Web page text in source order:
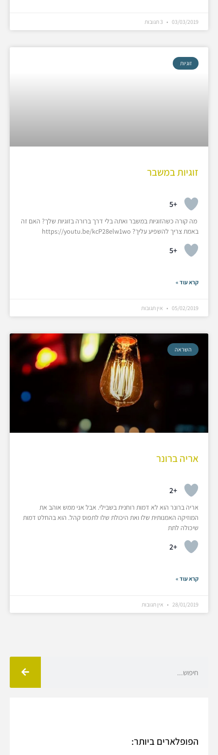
03/03/2019
זוגיות
זוגיות במשבר
+5
מה קורה כשהזוגיות במשבר ואתה בלי דרך ברורה בזוגיות שלך? האם זה
באמת צריך להשפיע עליך? https://youtu.be/kcP28elw1wo
+5
קרא עוד »
05/02/2019 אין תגובות
השראה
אריה ברונר
+2
אריה ברונר הוא לא דמות רוחנית בשבילי. אבל אני ממש אוהב את
המוזיקה האמנותית שלו ואת היכולת שלו לתפוס קהל. הוא בהחלט דמות
שיכולה לתת
+2
קרא עוד »
28/01/2019 אין תגובות
הפופלארים ביותר: